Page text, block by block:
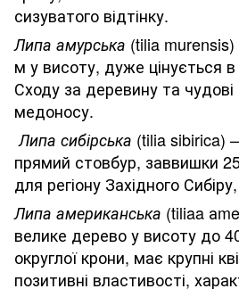
сизуватого відтінку.
Липа амурська (tilia
м у висоту, дуже цінується в
Сходу за деревину та чудові
медоносу.
Липа сибірська (tilia sibirica)
прямий стовбур, заввишки
для регіону Західного
Липа американська (tiliaa
велике дерево у висоту до
округлої крони, має крупні
позитивні властивості,